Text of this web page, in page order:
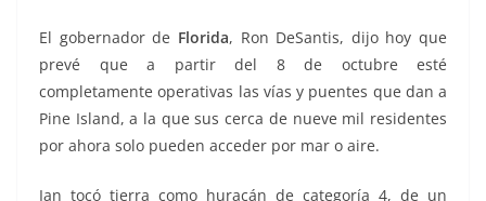
El gobernador de Florida, Ron DeSantis, dijo hoy que
prevé que a partir del 8 de octubre esté
completamente operativas las vías y puentes que dan a
Pine Island, a la que sus cerca de nueve mil residentes
por ahora solo pueden acceder por mar o aire.
Ian tocó tierra como huracán de categoría 4, de un